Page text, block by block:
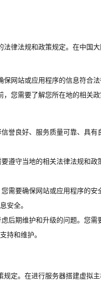
律法规和政策规定。在中国
网站或应用程序的信息符合
您需要了解您所在地的相关政
誉良好、服务质量可靠、具
遵守当地的相关法律法规和
需要确保网站或应用程序的
安全。
后期维护和升级的问题。您
持和维护。
定。在进行服务器搭建虚拟